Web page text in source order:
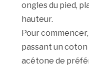
ongles du pied,
hauteur.
Pour
passant un
acétone de